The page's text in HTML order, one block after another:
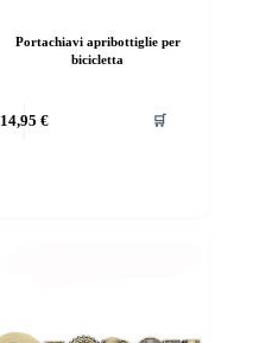
Portachiavi apribottiglie per
bicicletta
14,95 € 🛒